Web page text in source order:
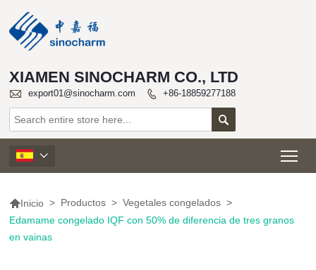
XIAMEN SINOCHARM CO., LTD
 export01@sinocharm.com  +86-18859277188


Inicio > Productos > Vegetales congelados >
Edamame congelado IQF con 50% de diferencia de tres granos
en vainas